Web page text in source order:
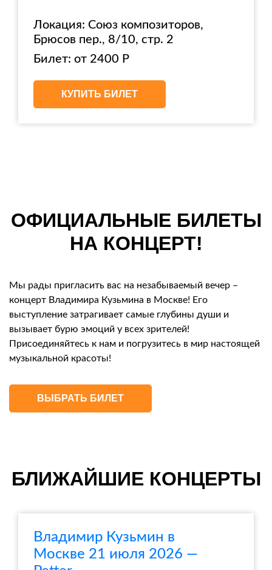
Локация: Союз композиторов,
Брюсов пер., 8/10, стр. 2
Билет: от 2400 Р
КУПИТЬ БИЛЕТ
ОФИЦИАЛЬНЫЕ БИЛЕТЫ
НА КОНЦЕРТ!
Мы рады пригласить вас на незабываемый вечер –
концерт Владимира Кузьмина в Москве! Его
выступление затрагивает самые глубины души и
вызывает бурю эмоций у всех зрителей!
Присоединяйтесь к нам и погрузитесь в мир настоящей
музыкальной красоты!
ВЫБРАТЬ БИЛЕТ
БЛИЖАЙШИЕ КОНЦЕРТЫ
Владимир Кузьмин в
Москве 21 июля 2026 —